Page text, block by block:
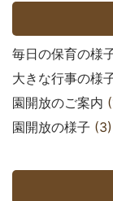
毎日の保育の様
大きな行事の様
園開放のご案内
園開放の様子 (3)